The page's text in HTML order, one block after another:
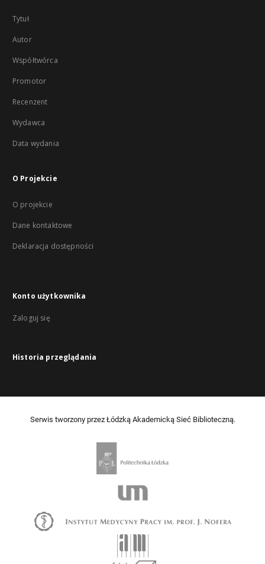
Tytuł
Autor
Współtwórca
Promotor
Recenzent
Wydawca
Data wydania
O Projekcie
O projekcie
Dane kontaktowe
Deklaracja dostępności
Konto użytkownika
Zaloguj się
Historia przeglądania
Serwis tworzony przez Łódzką Akademicką Sieć Biblioteczną.